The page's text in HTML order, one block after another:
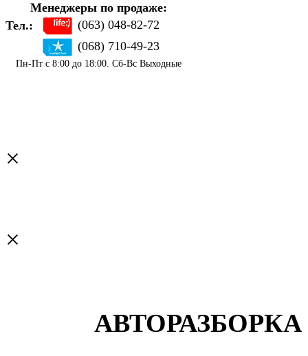
Менеджеры по продаже:
Тел.:
(063) 048-82-72
(068) 710-49-23
Пн-Пт с 8:00 до 18:00. Сб-Вс Выходные
×
×